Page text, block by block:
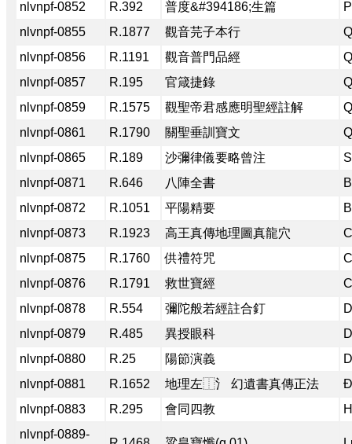
nlvnpf-0852
R.392 普度&#394186;生篇
nlvnpf-0855
R.1877 觀音芫子本行
nlvnpf-0856
R.1191 觀音普門品經
nlvnpf-0857
R.195 官箴捷錄
nlvnpf-0859
R.1575 觀聖帝君感應明聖經註解
nlvnpf-0861
R.1790 關聖垂訓寶文
nlvnpf-0865
R.189 沙彌律儀要略曾注
nlvnpf-0871
R.646 八陣全書
nlvnpf-0872
R.1051 平陽精要
nlvnpf-0873
R.1923 高王真傳地理圖真龍穴
nlvnpf-0875
R.1760 供禮符咒
nlvnpf-0876
R.1791 救世寶經
nlvnpf-0878
R.554 彌陀般若經註合釘
nlvnpf-0879
R.485 異授眼科
nlvnpf-0880
R.25 陽節演義
nlvnpf-0881
R.1652 地理左⿰氵 幻遺書真傳正法
nlvnpf-0883
R.295 會同四教
nlvnpf-0889-